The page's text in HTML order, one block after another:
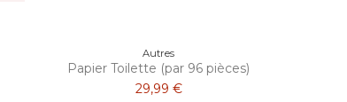
Autres
Papier Toilette (par 96 pièces)
29,99 €